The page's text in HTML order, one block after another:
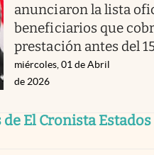
anunciaron la lista
beneficiarios que
prestación antes del
miércoles, 01 de Abril
de 2026
de El Cronista